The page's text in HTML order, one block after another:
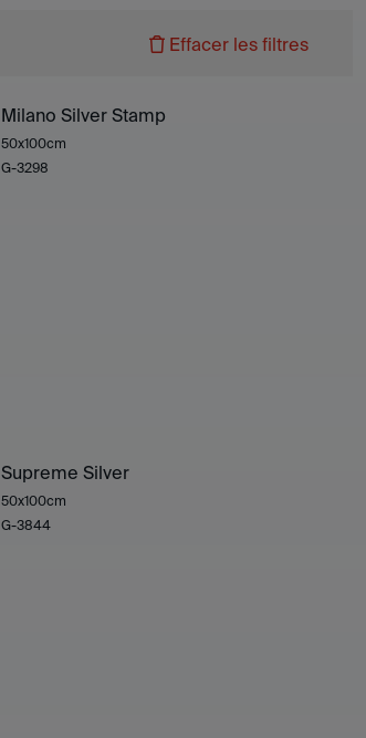
Effacer les filtres
Milano Silver Stamp
50x100cm
G-3298
Supreme Silver
50x100cm
G-3844